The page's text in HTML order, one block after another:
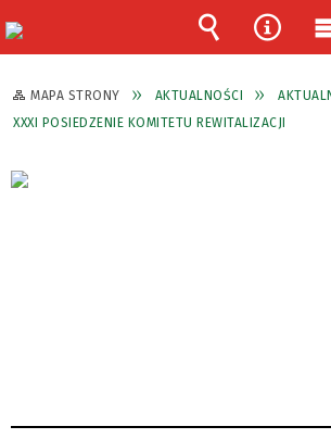
MAPA STRONY AKTUALNOŚCI
XXXI POSIEDZENIE KOMITETU REWITALIZACJI